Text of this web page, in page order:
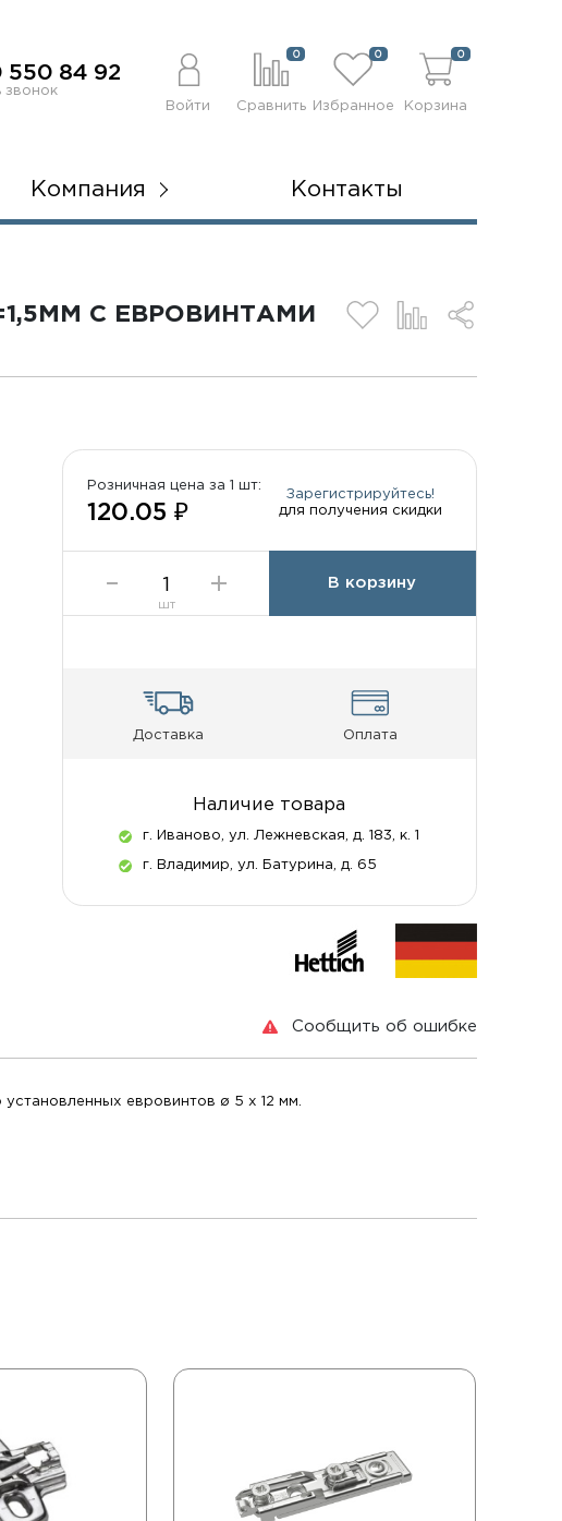
550 84 92
звонок
Войти
0
Сравнить
0
Избранное
0
Корзина
Компания Контакты
С ЕВРОВИНТАМИ
Розничная цена за 1 шт:
120.05 ₽
Зарегистрируйтесь!
для получения скидки
шт
В корзину
Доставка Оплата
Наличие товара
г. Иваново, ул. Лежневская, д. 183, к. 1
г. Владимир, ул. Батурина, д. 65
Сообщить об ошибке
евровинтов ø 5 x 12 мм.